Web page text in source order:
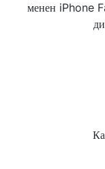
менен iPhone